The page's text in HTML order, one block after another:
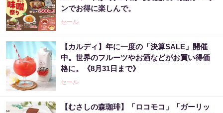
ンでお得に楽しんで。
セール
【カルディ】年に一度の「決算SALE」開催
中。世界のフルーツやお酒などがお買い得価
格に。《8月31日まで》
セール
【むさしの森珈琲】「ロコモコ」「ガーリッ